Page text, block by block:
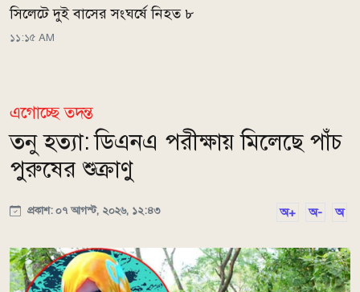
সিলেটে দুই বাসের সংঘর্ষে নিহত ৮
১১:১৫ AM
এগোচ্ছে তদন্ত
তনু হত্যা: ডিএনএ পরীক্ষায় মিলেছে পাঁচ
পুরুষের শুক্রাণু
প্রকাশ: ০৭ আগস্ট, ২০২৬, ১২:৪৩ অ+ অ- অ